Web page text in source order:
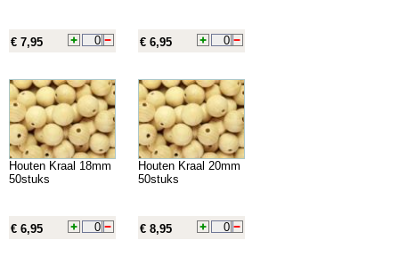
€ 7,95 € 6,95
Houten Kraal 18mm
50stuks
€ 6,95
Houten Kraal 20mm
50stuks
€ 8,95